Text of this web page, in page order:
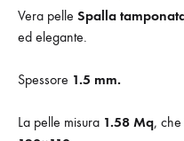
Vera pelle Spalla
ed elegante.
Spessore 1.5 mm.
La pelle misura 1.58 Mq,